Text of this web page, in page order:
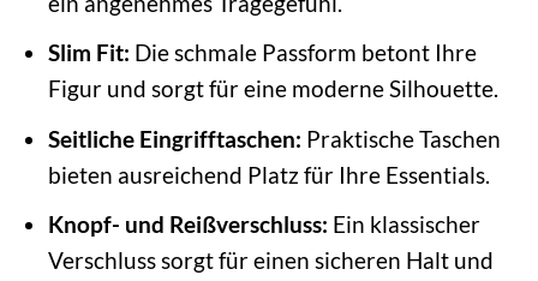
Slim Fit: Die schmale Passform betont Ihre
Figur und sorgt für eine moderne Silhouette.
Seitliche Eingrifftaschen: Praktische Taschen
bieten ausreichend Platz für Ihre Essentials.
Knopf- und Reißverschluss: Ein klassischer
Verschluss sorgt für einen sicheren Halt und